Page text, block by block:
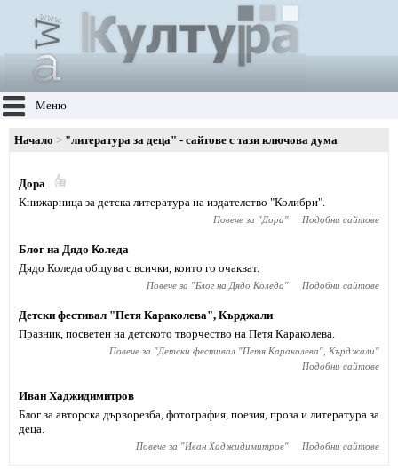
Меню
Начало "литература за деца" - сайтове с тази ключова дума
Дора
Книжарница за детска литература на издателство "Колибри".
Повече за "Дора" Подобни сайтове
Блог на Дядо Коледа
Дядо Коледа общува с всички, които го очакват.
Повече за "Блог на Дядо Коледа" Подобни сайтове
Детски фестивал "Петя Караколева", Кърджали
Празник, посветен на детското творчество на Петя Караколева.
Повече за "Детски фестивал "Петя Караколева", Кърджали"
Подобни сайтове
Иван Хаджидимитров
Блог за авторска дърворезба, фотография, поезия, проза и литература за
деца.
Повече за "Иван Хаджидимитров" Подобни сайтове